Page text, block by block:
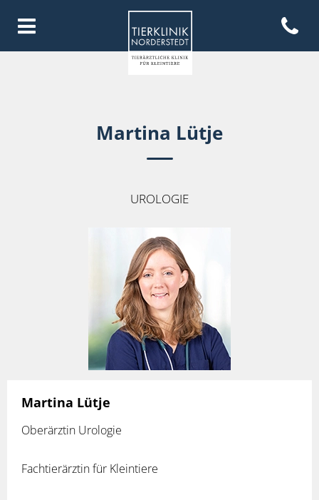
Homepage Tierklinik
Open
Martina Lütje
UROLOGIE
Martina Lütje
Oberärztin Urologie
Fachtierärztin für Kleintiere